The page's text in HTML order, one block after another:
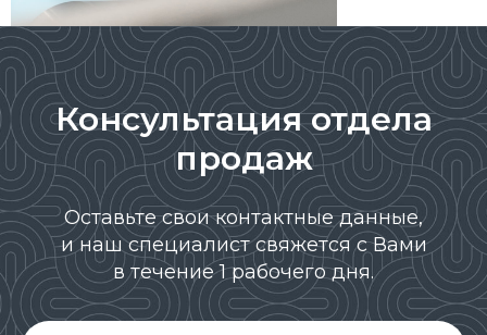
Консультация отдела
продаж
Оставьте свои контактные данные,
и наш специалист свяжется с Вами
в течение 1 рабочего дня.